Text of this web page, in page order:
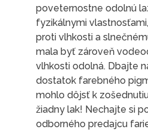
poveternostne odolnú
fyzikálnymi
proti vlhkosti a
mala byť zároveň
vlhkosti odolná. Dbajte
dostatok farebného
mohlo dôjsť k
žiadny lak! Nechajte si
odborného predajcu